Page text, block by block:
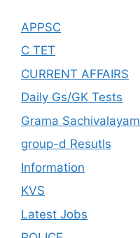
APPSC
C TET
CURRENT AFFAIRS
Daily Gs/GK Tests
Grama Sachivalayam
group-d Resutls
Information
KVS
Latest Jobs